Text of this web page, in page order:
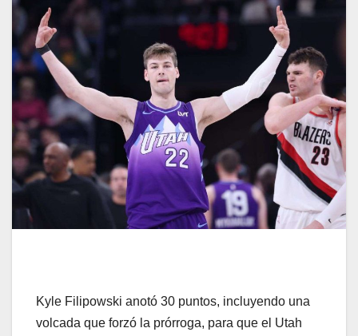
Kyle Filipowski anotó 30 puntos, incluyendo una
volcada que forzó la prórroga, para que el Utah